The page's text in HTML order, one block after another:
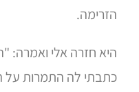
הזרימה.
היא חזרה אלי ואמרה:
כתבתי לה התמרות